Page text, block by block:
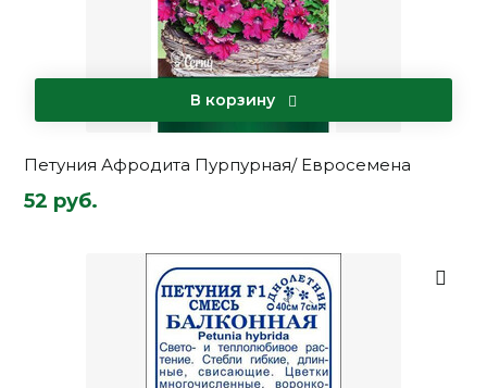
В корзину
Петуния Афродита Пурпурная/ Евросемена
52 руб.